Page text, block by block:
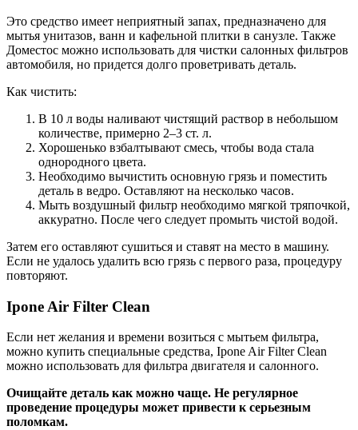
Это средство имеет неприятный запах, предназначено для
мытья унитазов, ванн и кафельной плитки в санузле. Также
Доместос можно использовать для чистки салонных фильтров
автомобиля, но придется долго проветривать деталь.
Как чистить:
В 10 л воды наливают чистящий раствор в небольшом
количестве, примерно 2–3 ст. л.
Хорошенько взбалтывают смесь, чтобы вода стала
однородного цвета.
Необходимо вычистить основную грязь и поместить
деталь в ведро. Оставляют на несколько часов.
Мыть воздушный фильтр необходимо мягкой тряпочкой,
аккуратно. После чего следует промыть чистой водой.
Затем его оставляют сушиться и ставят на место в машину.
Если не удалось удалить всю грязь с первого раза, процедуру
повторяют.
Ipone Air Filter Clean
Если нет желания и времени возиться с мытьем фильтра,
можно купить специальные средства, Ipone Air Filter Clean
можно использовать для фильтра двигателя и салонного.
Очищайте деталь как можно чаще. Не регулярное
проведение процедуры может привести к серьезным
поломкам.